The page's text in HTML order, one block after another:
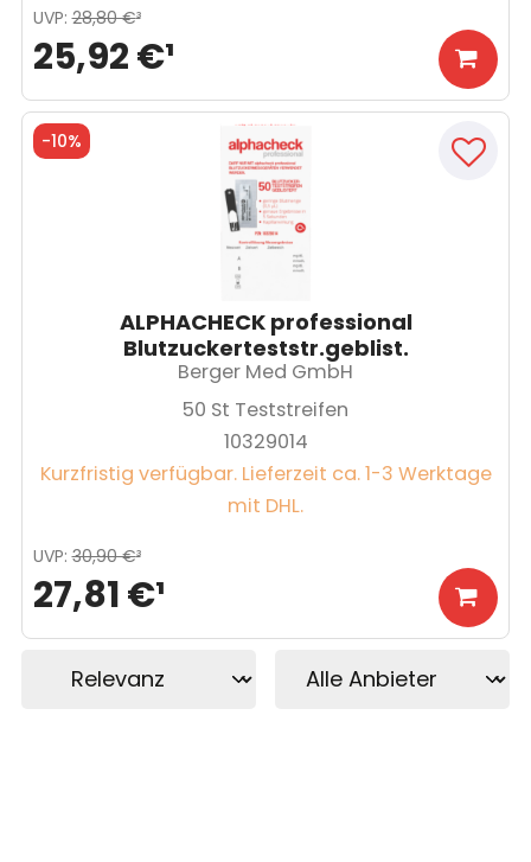
25,92 €¹
UVP: 28,80 €³
ALPHACHECK professional
Blutzuckerteststr.geblist.
Berger Med GmbH
50 St Teststreifen
10329014
Kurzfristig verfügbar. Lieferzeit ca. 1-3 Werktage
mit DHL.
27,81 €¹
UVP: 30,90 €³
-10%